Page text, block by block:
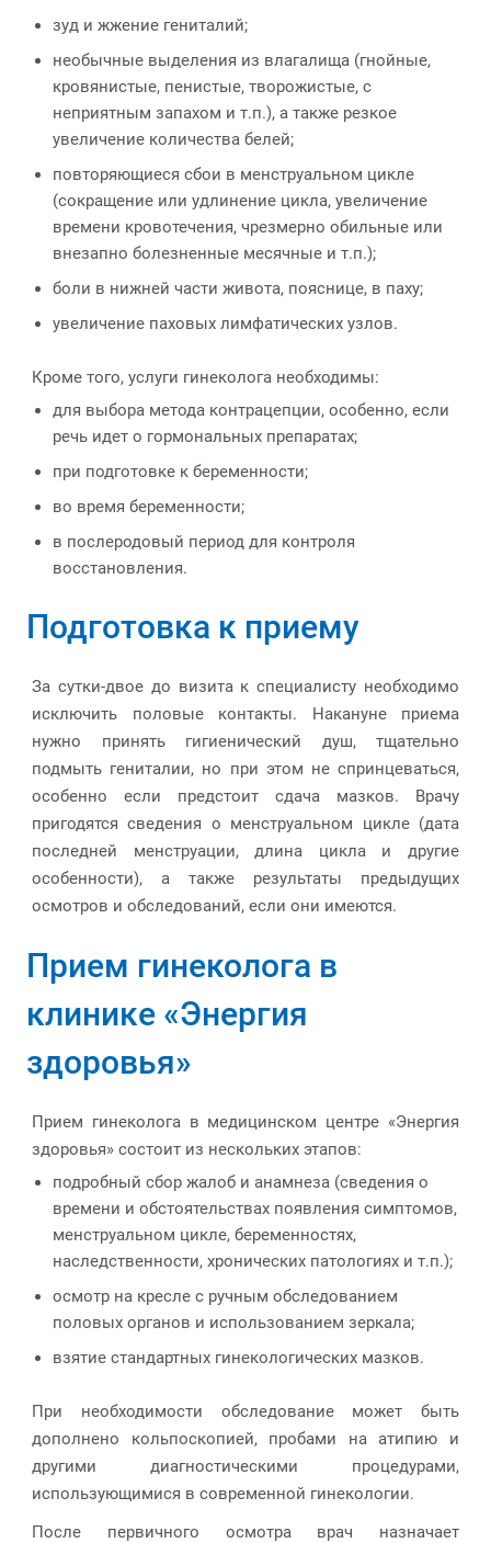
зуд и жжение гениталий;
необычные выделения из влагалища (гнойные,
кровянистые, пенистые, творожистые, с
неприятным запахом и т.п.), а также резкое
увеличение количества белей;
повторяющиеся сбои в менструальном цикле
(сокращение или удлинение цикла, увеличение
времени кровотечения, чрезмерно обильные или
внезапно болезненные месячные и т.п.);
боли в нижней части живота, пояснице, в паху;
увеличение паховых лимфатических узлов.
Кроме того, услуги гинеколога необходимы:
для выбора метода контрацепции, особенно, если
речь идет о гормональных препаратах;
при подготовке к беременности;
во время беременности;
в послеродовый период для контроля
восстановления.
Подготовка к приему
За сутки-двое до визита к специалисту необходимо
исключить половые контакты. Накануне приема
нужно принять гигиенический душ, тщательно
подмыть гениталии, но при этом не спринцеваться,
особенно если предстоит сдача мазков. Врачу
пригодятся сведения о менструальном цикле (дата
последней менструации, длина цикла и другие
особенности), а также результаты предыдущих
осмотров и обследований, если они имеются.
Прием гинеколога в
клинике «Энергия
здоровья»
Прием гинеколога в медицинском центре «Энергия
здоровья» состоит из нескольких этапов:
подробный сбор жалоб и анамнеза (сведения о
времени и обстоятельствах появления симптомов,
менструальном цикле, беременностях,
наследственности, хронических патологиях и т.п.);
осмотр на кресле с ручным обследованием
половых органов и использованием зеркала;
взятие стандартных гинекологических мазков.
При необходимости обследование может быть
дополнено кольпоскопией, пробами на атипию и
другими диагностическими процедурами,
использующимися в современной гинекологии.
После первичного осмотра врач назначает